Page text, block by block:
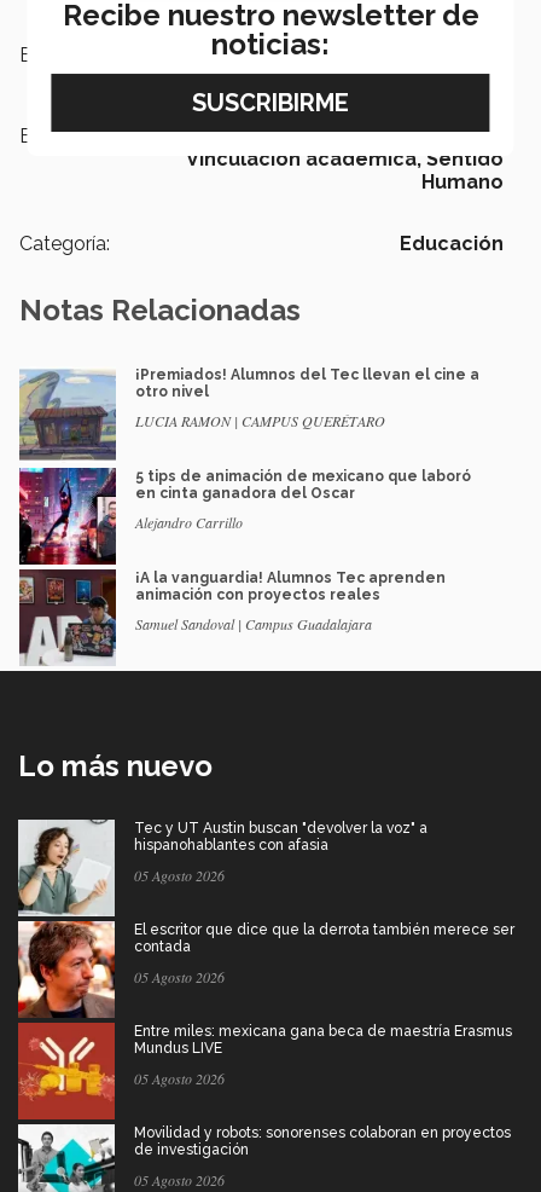
Escuelas: Arquitectura, Arte y Diseño
Etiquetas:
Arte y Animación Digital,
Vinculación académica, Sentido
Humano
Categoría: Educación
Notas Relacionadas
¡Premiados! Alumnos del Tec llevan el cine a
otro nivel
LUCIA RAMON | CAMPUS QUERÉTARO
5 tips de animación de mexicano que laboró
en cinta ganadora del Oscar
Alejandro Carrillo
¡A la vanguardia! Alumnos Tec aprenden
animación con proyectos reales
Samuel Sandoval | Campus Guadalajara
Lo más nuevo
Tec y UT Austin buscan "devolver la voz" a
hispanohablantes con afasia
05 Agosto 2026
El escritor que dice que la derrota también merece ser
contada
05 Agosto 2026
Entre miles: mexicana gana beca de maestría Erasmus
Mundus LIVE
05 Agosto 2026
Movilidad y robots: sonorenses colaboran en proyectos
de investigación
05 Agosto 2026
Recibe nuestro newsletter de
noticias: